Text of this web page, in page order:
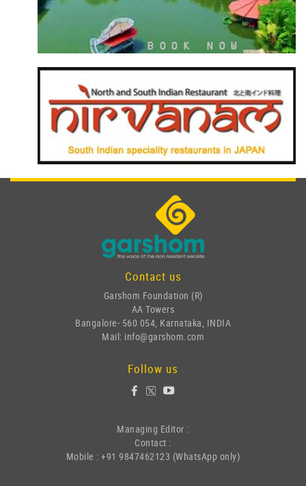
Contact us
Garshom Foundation (R)
AA Towers
Bangalore- 560 054, Karnataka, INDIA
Mail: info@garshom.com
Follow us
Managing Editor :
Contact :
Mobile : +91 9847462123 (WhatsApp only)